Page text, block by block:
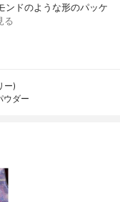
ンドのような形のパッケ
る
ー)
ウダー